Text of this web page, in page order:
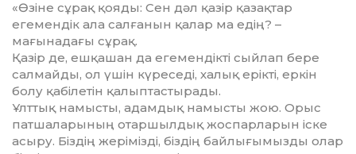
«Өзіне сұрақ қояды: Сен дәл қа­зір қазақтар
егемендік ала сал­ғанын қалар ма едің? –
мағынадағы сұрақ.
Қазір де, ешқашан да егемендікті сый­лап бере
салмайды, ол үшін күре­седі, халық ерікті, еркін
болу қа­білетін қалыптастырады.
Ұлттық намысты, адамдық н­а­м­ыс­ты жою. Орыс
патшаларының отар­шылдық жоспарларын іске
асыру. Біздің жерімізді, біздің бай­лығымызды олар